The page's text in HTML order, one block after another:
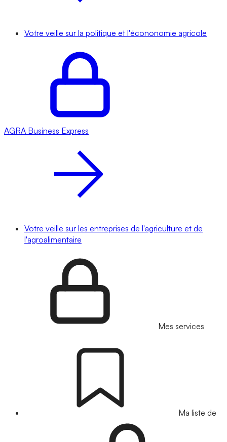
Votre veille sur la politique et l'écononomie agricole
AGRA Business Express
Votre veille sur les entreprises de l'agriculture et de
l'agroalimentaire
Mes services
Ma liste de